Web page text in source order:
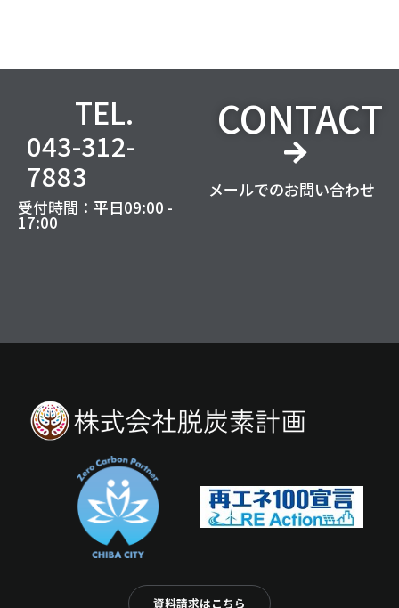
TEL.
043-312-
7883
受付時間：平日09:00 -
17:00
CONTACT
メールでのお問い合わせ
資料請求はこちら